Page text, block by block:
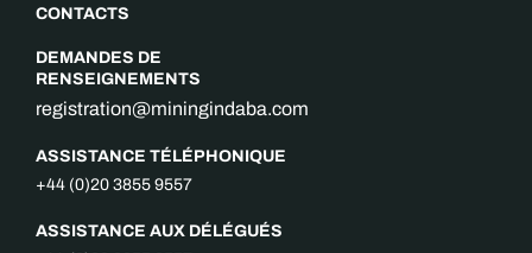
CONTACTS
DEMANDES DE
RENSEIGNEMENTS
registration@miningindaba.com
ASSISTANCE TÉLÉPHONIQUE
+44 (0)20 3855 9557
ASSISTANCE AUX DÉLÉGUÉS